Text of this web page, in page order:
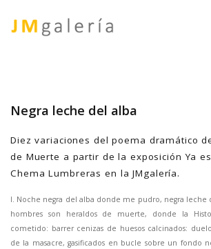
Negra leche del alba
Diez variaciones del poema dramático
de Muerte a partir de la exposición Ya
Chema Lumbreras en la JMgalería.
I. Noche negra del alba donde me pudro, negra leche
hombres son heraldos de muerte, donde la
cometido: barrer cenizas de huesos calcinados:
de la masacre, gasificados en bucle sobre un fondo